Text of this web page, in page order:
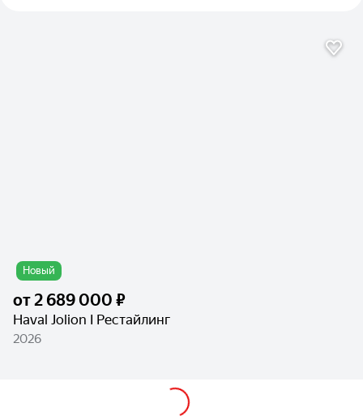
Новый
от2 689 000 ₽
Haval Jolion I Рестайлинг
2026